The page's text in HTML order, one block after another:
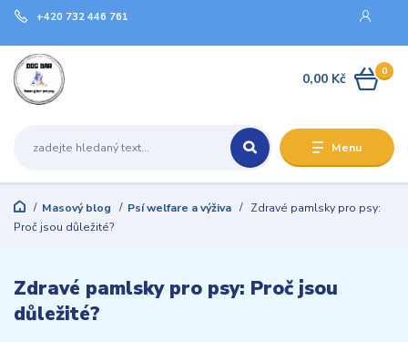
Menu
+420 732 446 761
0
0,00 Kč
Masový blog Psí welfare a výživa
Zdravé pamlsky pro psy:
Proč jsou důležité?
Zdravé pamlsky pro psy: Proč jsou
důležité?